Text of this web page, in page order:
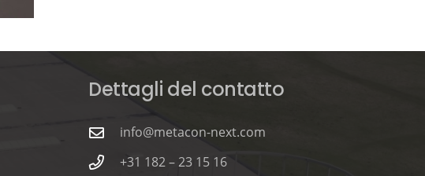
Dettagli del contatto
info@metacon-next.com
+31 182 – 23 15 16